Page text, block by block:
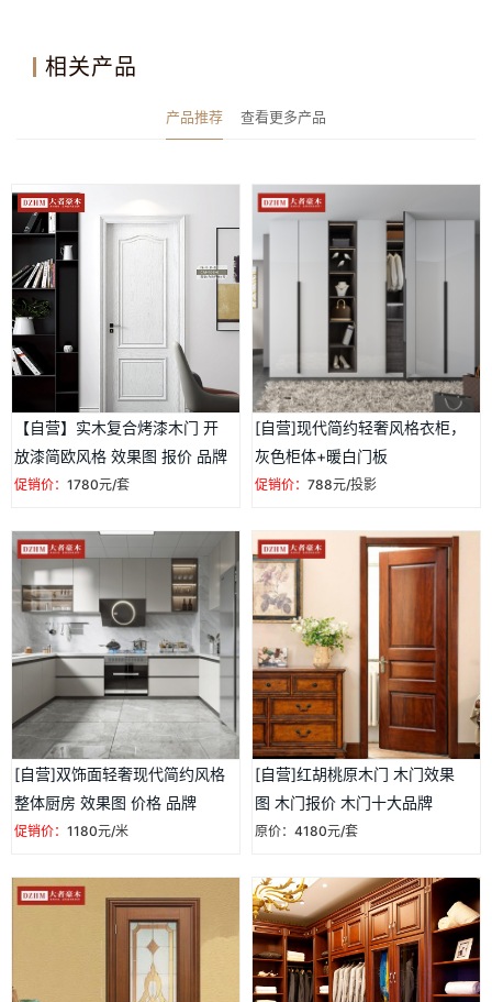
相关产品
产品推荐 查看更多产品
【自营】实木复合烤漆木门 开
放漆简欧风格 效果图 报价 品牌
促销价： 1780元/套
[自营]现代简约轻奢风格衣柜，
灰色柜体+暖白门板
促销价： 788元/投影
[自营]双饰面轻奢现代简约风格
整体厨房 效果图 价格 品牌
促销价： 1180元/米
[自营]红胡桃原木门 木门效果
图 木门报价 木门十大品牌
原价：4180元/套